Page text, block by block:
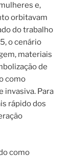
e,
orbitavam
do trabalho
o cenário
materiais
de
como
invasiva. Para
rápido dos
como